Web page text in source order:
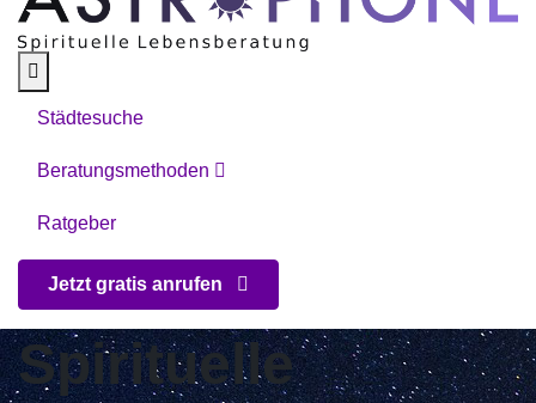
Städtesuche
Beratungsmethoden
Ratgeber
Jetzt gratis anrufen
Spirituelle